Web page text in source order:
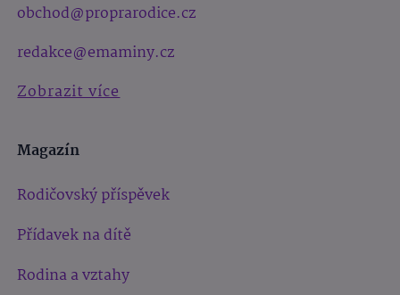
obchod@proprarodice.cz
redakce@emaminy.cz
Zobrazit více
Magazín
Rodičovský příspěvek
Přídavek na dítě
Rodina a vztahy